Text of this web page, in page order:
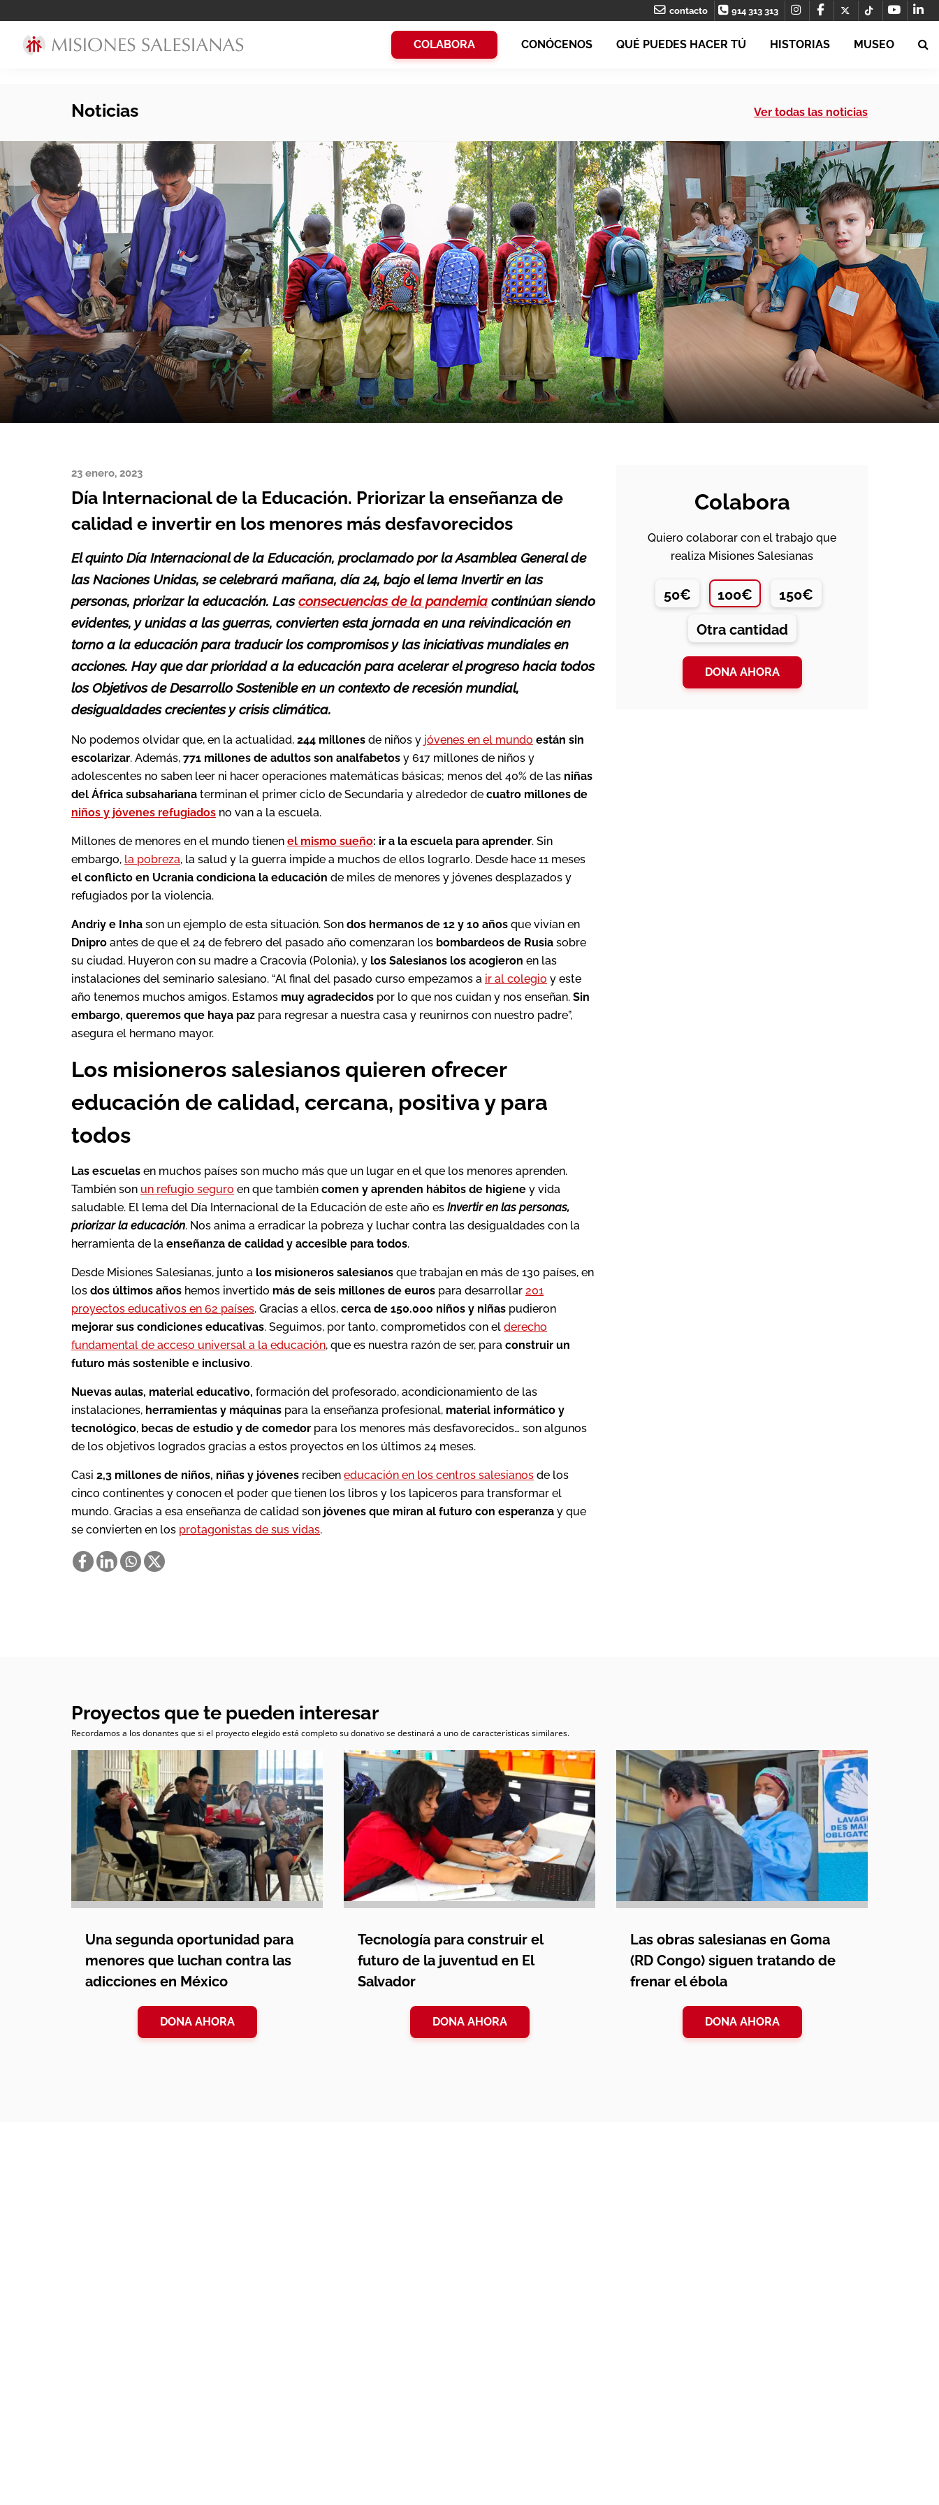
contacto 914 313 313
COLABORA CONÓCENOS QUÉ PUEDES HACER TÚ HISTORIAS MUSEO
Noticias Ver todas las noticias
23 enero, 2023
Día Internacional de la Educación. Priorizar la enseñanza de
calidad e invertir en los menores más desfavorecidos
El quinto Día Internacional de la Educación, proclamado por la Asamblea General de
las Naciones Unidas, se celebrará mañana, día 24, bajo el lema Invertir en las
personas, priorizar la educación. Lasconsecuencias de la pandemia continúan siendo
evidentes, y unidas a las guerras, convierten esta jornada en una reivindicación en
torno a la educación para traducir los compromisos y las iniciativas mundiales en
acciones. Hay que dar prioridad a la educación para acelerar el progreso hacia todos
los Objetivos de Desarrollo Sostenible en un contexto de recesión mundial,
desigualdades crecientes y crisis climática.
No podemos olvidar que, en la actualidad, 244 millones de niños y jóvenes en el mundo están sin
escolarizar. Además, 771 millones de adultos son analfabetos y 617 millones de niños y
adolescentes no saben leer ni hacer operaciones matemáticas básicas; menos del 40% de las niñas
del África subsahariana terminan el primer ciclo de Secundaria y alrededor de cuatro millones de
niños y jóvenes refugiados no van a la escuela.
Millones de menores en el mundo tienen el mismo sueño: ir a la escuela para aprender. Sin
embargo, la pobreza, la salud y la guerra impide a muchos de ellos lograrlo. Desde hace 11 meses
el conflicto en Ucrania condiciona la educación de miles de menores y jóvenes desplazados y
refugiados por la violencia.
Andriy e Inha son un ejemplo de esta situación. Son dos hermanos de 12 y 10 años que vivían en
Dnipro antes de que el 24 de febrero del pasado año comenzaran los bombardeos de Rusia sobre
su ciudad. Huyeron con su madre a Cracovia (Polonia), y los Salesianos los acogieron en las
instalaciones del seminario salesiano. “Al final del pasado curso empezamos a ir al colegio y este
año tenemos muchos amigos. Estamos muy agradecidos por lo que nos cuidan y nos enseñan. Sin
embargo, queremos que haya paz para regresar a nuestra casa y reunirnos con nuestro padre”,
asegura el hermano mayor.
Los misioneros salesianos quieren ofrecer
educación de calidad, cercana, positiva y para
todos
Las escuelas en muchos países son mucho más que un lugar en el que los menores aprenden.
También son un refugio seguro en que también comen y aprenden hábitos de higiene y vida
saludable. El lema del Día Internacional de la Educación de este año es Invertir en las personas,
priorizar la educación. Nos anima a erradicar la pobreza y luchar contra las desigualdades con la
herramienta de la enseñanza de calidad y accesible para todos.
Desde Misiones Salesianas, junto a los misioneros salesianos que trabajan en más de 130 países, en
los dos últimos años hemos invertido más de seis millones de euros para desarrollar 201
proyectos educativos en 62 países. Gracias a ellos, cerca de 150.000 niños y niñas pudieron
mejorar sus condiciones educativas. Seguimos, por tanto, comprometidos con el derecho
fundamental de acceso universal a la educación, que es nuestra razón de ser, para construir un
futuro más sostenible e inclusivo.
Nuevas aulas, material educativo, formación del profesorado, acondicionamiento de las
instalaciones, herramientas y máquinas para la enseñanza profesional, material informático y
tecnológico, becas de estudio y de comedor para los menores más desfavorecidos… son algunos
de los objetivos logrados gracias a estos proyectos en los últimos 24 meses.
Casi 2,3 millones de niños, niñas y jóvenes reciben educación en los centros salesianos de los
cinco continentes y conocen el poder que tienen los libros y los lapiceros para transformar el
mundo. Gracias a esa enseñanza de calidad son jóvenes que miran al futuro con esperanza y que
se convierten en los protagonistas de sus vidas.
Colabora
Quiero colaborar con el trabajo que
realiza Misiones Salesianas
50€ 100€ 150€
Otra cantidad
DONA AHORA
Proyectos que te pueden interesar
Recordamos a los donantes que si el proyecto elegido está completo su donativo se destinará a uno de características similares.
Una segunda oportunidad para
menores que luchan contra las
adicciones en México
DONA AHORA
Tecnología para construir el
futuro de la juventud en El
Salvador
DONA AHORA
Las obras salesianas en Goma
(RD Congo) siguen tratando de
frenar el ébola
DONA AHORA